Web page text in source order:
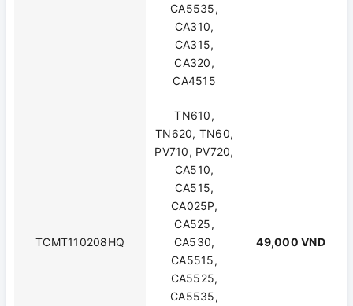
CA5535,
CA310,
CA315,
CA320,
CA4515
TCMT110208HQ
TN610,
TN620, TN60,
PV710, PV720,
CA510,
CA515,
CA025P,
CA525,
CA530,
CA5515,
CA5525,
CA5535,
49,000 VND